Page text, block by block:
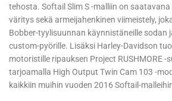
tehosta. Softail Slim S -malliin on saatavana
väritys sekä armeijahenkinen viimeistely,
Bobber-tyylisuunnan käynnistäneille sodan
custom-pyörille. Lisäksi Harley-Davidson
motoristille ripauksen Project RUSHMORE -
tarjoamalla High Output Twin Cam 103 -
kaikkiin muihin vuoden 2016 Softail-